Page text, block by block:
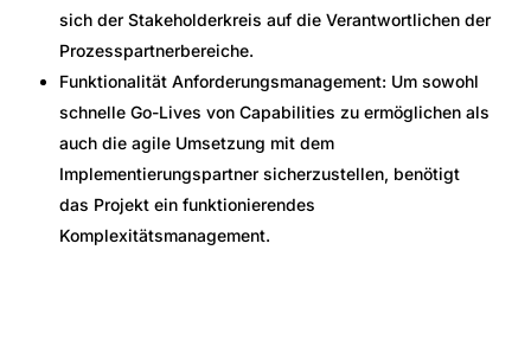
sich der Stakeholderkreis auf die Verantwortlichen der
Prozesspartnerbereiche.
Funktionalität Anforderungsmanagement: Um sowohl
schnelle Go-Lives von Capabilities zu ermöglichen als
auch die agile Umsetzung mit dem
Implementierungspartner sicherzustellen, benötigt
das Projekt ein funktionierendes
Komplexitätsmanagement.